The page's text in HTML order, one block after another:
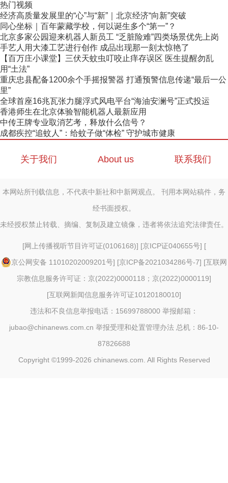
热门视频
经济高质量发展里的“心”与“新”｜北京经济“向新”突破
同心坐标｜百年蒙藏学校，何以诞生多个“第一”？
北京多家公园迎来机器人新员工 “乏脏险难”四类场景优先上岗
手艺人用大漆工艺进行创作 成品出现那一刻太惊艳了
【百万庄小课堂】三伏天蚊虫叮咬止痒存误区 医生提醒勿乱
用“土法”
重庆忠县配备1200余个手摇报警器 打通预警信息传递“最后一公
里”
全球首座16兆瓦张力腿浮式风电平台“海油安澜号”正式投运
香港师生在北京体验智能机器人最新应用
中传王牌专业取消艺考，释放什么信号？
成都疾控“追蚊人”：给蚊子做“体检” 守护城市健康
关于我们 About us 联系我们
本网站所刊载信息，不代表中新社和中新网观点。 刊用本网站稿件，务
经书面授权。
未经授权禁止转载、摘编、复制及建立镜像，违者将依法追究法律责任。
[网上传播视听节目许可证(0106168)] [京ICP证040655号] [
京公网安备 11010202009201号] [京ICP备2021034286号-7] [互联网
宗教信息服务许可证：京(2022)0000118；京(2022)0000119]
[互联网新闻信息服务许可证10120180010]
违法和不良信息举报电话：15699788000 举报邮箱：
jubao@chinanews.com.cn 举报受理和处置管理办法 总机：86-10-
87826688
Copyright ©1999-2026 chinanews.com. All Rights Reserved